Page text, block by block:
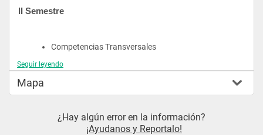
II Semestre
Competencias Transversales
Control de Inventarios
Seguir leyendo
Mapa
¿Hay algún error en la información?
¡Ayudanos y Reportalo!